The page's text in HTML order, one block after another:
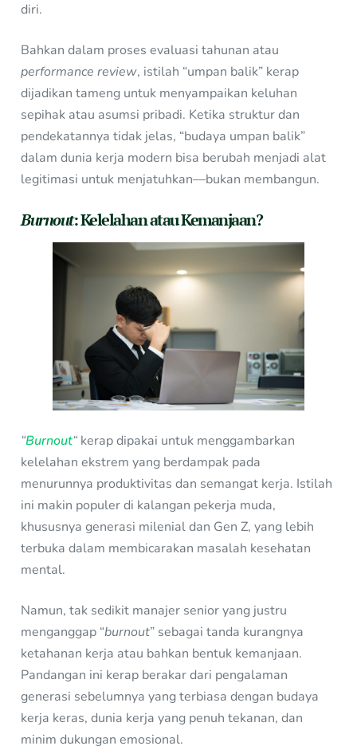
diri.
Bahkan dalam proses evaluasi tahunan atau
performance review, istilah “umpan balik” kerap
dijadikan tameng untuk menyampaikan keluhan
sepihak atau asumsi pribadi. Ketika struktur dan
pendekatannya tidak jelas, “budaya umpan balik”
dalam dunia kerja modern bisa berubah menjadi alat
legitimasi untuk menjatuhkan—bukan membangun.
Burnout: Kelelahan atau Kemanjaan?
“Burnout“ kerap dipakai untuk menggambarkan
kelelahan ekstrem yang berdampak pada
menurunnya produktivitas dan semangat kerja. Istilah
ini makin populer di kalangan pekerja muda,
khususnya generasi milenial dan Gen Z, yang lebih
terbuka dalam membicarakan masalah kesehatan
mental.
Namun, tak sedikit manajer senior yang justru
menganggap “burnout” sebagai tanda kurangnya
ketahanan kerja atau bahkan bentuk kemanjaan.
Pandangan ini kerap berakar dari pengalaman
generasi sebelumnya yang terbiasa dengan budaya
kerja keras, dunia kerja yang penuh tekanan, dan
minim dukungan emosional.